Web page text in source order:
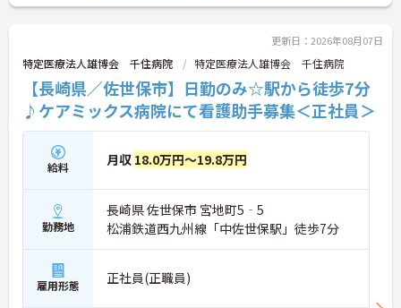
更新日：2026年08月07日
特定医療法人雄博会 千住病院 特定医療法人雄博会 千住病院
【長崎県／佐世保市】日勤のみ☆駅から徒歩7分
♪ケアミックス病院にて看護助手募集＜正社員＞
給料 月収 18.0万円～19.8万円
勤務地
長崎県 佐世保市 宮地町5‐5
松浦鉄道西九州線「中佐世保駅」徒歩7分
雇用形態 正社員(正職員)